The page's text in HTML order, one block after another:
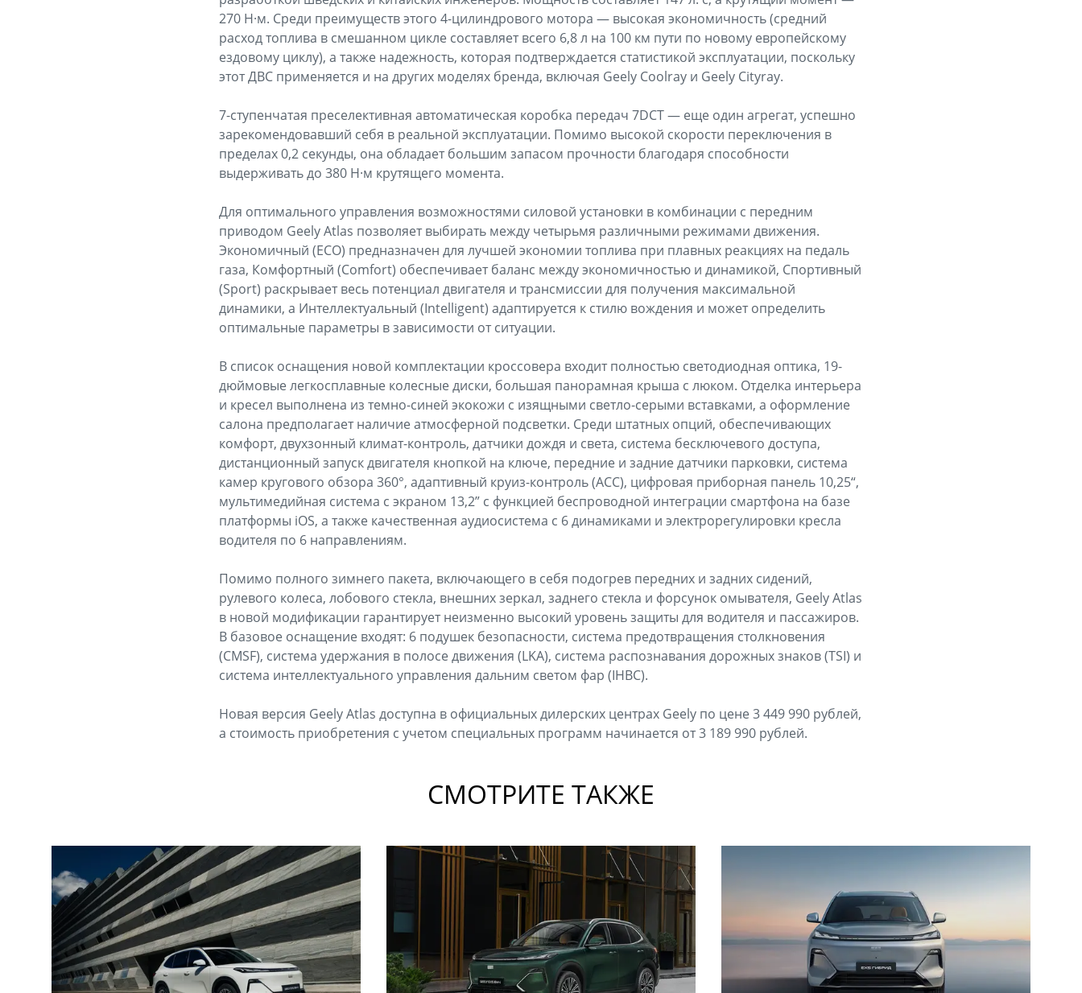
270 Н·м. Среди преимуществ этого 4-цилиндрового мотора — высокая экономичность (средний
расход топлива в смешанном цикле составляет всего 6,8 л на 100 км пути по новому европейскому
ездовому циклу), а также надежность, которая подтверждается статистикой эксплуатации, поскольку
этот ДВС применяется и на других моделях бренда, включая Geely Coolray и Geely Cityray.
7-ступенчатая преселективная автоматическая коробка передач 7DCT — еще один агрегат, успешно
зарекомендовавший себя в реальной эксплуатации. Помимо высокой скорости переключения в
пределах 0,2 секунды, она обладает большим запасом прочности благодаря способности
выдерживать до 380 Н·м крутящего момента.
Для оптимального управления возможностями силовой установки в комбинации с передним
приводом Geely Atlas позволяет выбирать между четырьмя различными режимами движения.
Экономичный (ECO) предназначен для лучшей экономии топлива при плавных реакциях на педаль
газа, Комфортный (Comfort) обеспечивает баланс между экономичностью и динамикой, Спортивный
(Sport) раскрывает весь потенциал двигателя и трансмиссии для получения максимальной
динамики, а Интеллектуальный (Intelligent) адаптируется к стилю вождения и может определить
оптимальные параметры в зависимости от ситуации.
В список оснащения новой комплектации кроссовера входит полностью светодиодная оптика, 19-
дюймовые легкосплавные колесные диски, большая панорамная крыша с люком. Отделка интерьера
и кресел выполнена из темно-синей экокожи с изящными светло-серыми вставками, а оформление
салона предполагает наличие атмосферной подсветки. Среди штатных опций, обеспечивающих
комфорт, двухзонный климат-контроль, датчики дождя и света, система бесключевого доступа,
дистанционный запуск двигателя кнопкой на ключе, передние и задние датчики парковки, система
камер кругового обзора 360°, адаптивный круиз-контроль (ACC), цифровая приборная панель 10,25“,
мультимедийная система с экраном 13,2” с функцией беспроводной интеграции смартфона на базе
платформы iOS, а также качественная аудиосистема с 6 динамиками и электрорегулировки кресла
водителя по 6 направлениям.
Помимо полного зимнего пакета, включающего в себя подогрев передних и задних сидений,
рулевого колеса, лобового стекла, внешних зеркал, заднего стекла и форсунок омывателя, Geely Atlas
в новой модификации гарантирует неизменно высокий уровень защиты для водителя и пассажиров.
В базовое оснащение входят: 6 подушек безопасности, система предотвращения столкновения
(CMSF), система удержания в полосе движения (LKA), система распознавания дорожных знаков (TSI) и
система интеллектуального управления дальним светом фар (IHBC).
Новая версия Geely Atlas доступна в официальных дилерских центрах Geely по цене 3 449 990 рублей,
а стоимость приобретения с учетом специальных программ начинается от 3 189 990 рублей.
СМОТРИТЕ ТАКЖЕ